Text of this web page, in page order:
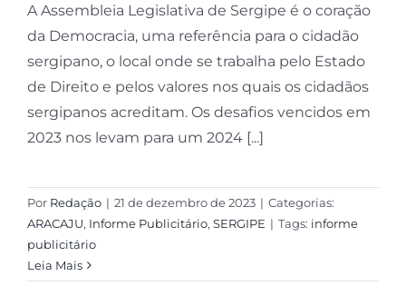
A Assembleia Legislativa de Sergipe é o coração
da Democracia, uma referência para o cidadão
sergipano, o local onde se trabalha pelo Estado
de Direito e pelos valores nos quais os cidadãos
sergipanos acreditam. Os desafios vencidos em
2023 nos levam para um 2024 [...]
Por Redação | 21 de dezembro de 2023 | Categorias:
ARACAJU, Informe Publicitário, SERGIPE | Tags: informe
publicitário
Leia Mais